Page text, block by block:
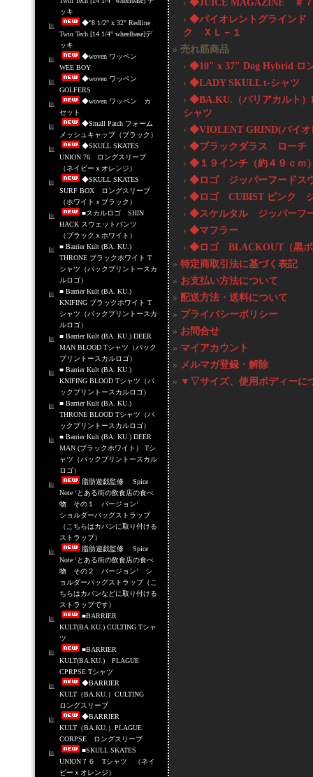
ッキ
◆"8 1/2" x 32" Redline
Twin Tech [14 1/4" wheelbase]デ
ッキ
◆woven ワッペン
WEE BOY
◆woven ワッペン
GOLFERS
◆woven ワッペン カ
セット
◆Small Patch フォーム
メッシュキャップ（ブラック）
◆SKULL SKATES
UNION 76 ロングスリーブ
（ネイビーｘオレンジ）
◆SKULL SKATES
SURF BOX ロングスリーブ
（ホワイトｘブラック）
■スカルロゴ SHIN
HACK スウェットパンツ
（ブラックｘホワイト）
■ Barrier Kult (BA. KU.)
THRONE ブラックホワイト T
シャツ（バックプリントースカ
ルロゴ）
■ Barrier Kult (BA. KU.)
KNIFING ブラックホワイト T
シャツ（バックプリントースカ
ルロゴ）
■ Barrier Kult (BA. KU.) DEER
MAN BLOOD Tシャツ（バック
プリントースカルロゴ）
■ Barrier Kult (BA. KU.)
KNIFING BLOOD Tシャツ（バ
ックプリントースカルロゴ）
■ Barrier Kult (BA. KU.)
THRONE BLOOD Tシャツ（バ
ックプリントースカルロゴ）
■ Barrier Kult (BA. KU.) DEER
MAN (ブラックホワイト） Tシ
ャツ（バックプリントースカル
ロゴ）
脂肪遊戯監修 Spice
Note ‘とある街の飲食店の食べ
物 その１ バージョン‘
ショルダーバッグストラップ
（こちらはカバンに取り付ける
ストラップ）
脂肪遊戯監修 Spice
Note ‘とある街の飲食店の食べ
物 その２ バージョン‘ シ
ョルダーバッグストラップ（こ
ちらはカバンなどに取り付ける
ストラップです）
■BARRIER
KULT(BA.KU.) CULTING Tシャ
ツ
■BARRIER
KULT(BA.KU.) PLAGUE
CPRPSE Tシャツ
◆BARRIER
KULT（BA.KU.）CULTING
ロングスリーブ
◆BARRIER
KULT（BA.KU.）PLAGUE
CORPSE ロングスリーブ
■SKULL SKATES
UNION７６ Tシャツ （ネイ
ビーｘオレンジ）
› ◆バイオレントグラインド
ク ＸＬ－１
» 売れ筋商品
› ◆10" x 37" Dog Hybrid ロ
› ◆LADY SKULL t-シャツ
› ◆BA.KU.（バリアカルト
シャツ
› ◆VIOLENT GRIND(バイ
› ◆ブラックダラス ロー
› ◆１９インチ（約４９ｃ
› ◆ロゴ ジッパーフードス
› ◆ロゴ CUBIST ピンク ジ
› ◆スケルタル ジッパーフ
› ◆マフラー
› ◆ロゴ BLACKOUT（黒ボ
» 特定商取引法に基づく表記
» お支払い方法について
» 配送方法・送料について
» プライバシーポリシー
» お問合せ
» マイアカウント
» メルマガ登録・解除
» ▼▽サイズ、使用ボディーに